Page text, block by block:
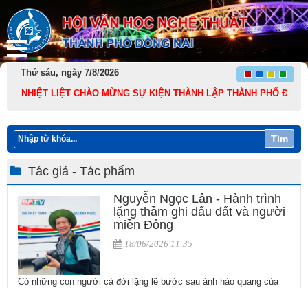
Thứ sáu, ngày 7/8/2026
LIỆT CHÀO MỪNG SỰ KIỆN THÀNH LẬP THÀNH PHỐ ĐỒNG
Tìm
Tác giả - Tác phẩm
Nguyễn Ngọc Lân - Hành trình
lặng thầm ghi dấu đất và người
miền Đông
18/06/2026 11:35
​Có những con người cả đời lặng lẽ bước sau ánh hào quang của